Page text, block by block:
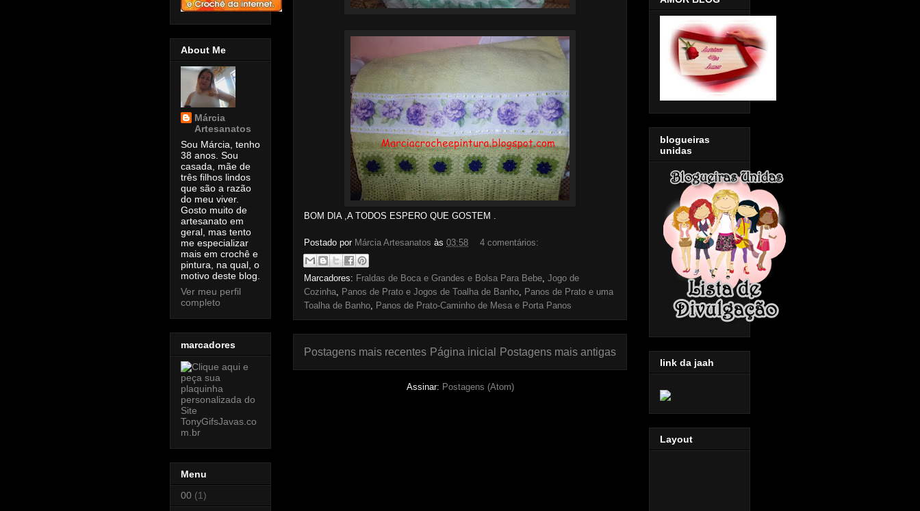
BOM DIA ,A TODOS ESPERO QUE GOSTEM .
Postado por Márcia Artesanatos às 03:58 4 comentários:
Marcadores: Fraldas de Boca e Grandes e Bolsa Para Bebe, Jogo de
Cozinha, Panos de Prato e Jogos de Toalha de Banho, Panos de Prato e uma
Toalha de Banho, Panos de Prato-Caminho de Mesa e Porta Panos
Postagens mais recentes Postagens mais antigas
Página inicial
Assinar: Postagens (Atom)
About Me
Márcia
Artesanatos
Sou Márcia, tenho
38 anos. Sou
casada, mãe de
três filhos lindos
que são a razão
do meu viver.
Gosto muito de
artesanato em
geral, mas tento
me especializar
mais em crochê e
pintura, na qual, o
motivo deste blog.
Ver meu perfil
completo
marcadores
Menu
00 (1)
blogueiras
unidas
link da jaah
Layout